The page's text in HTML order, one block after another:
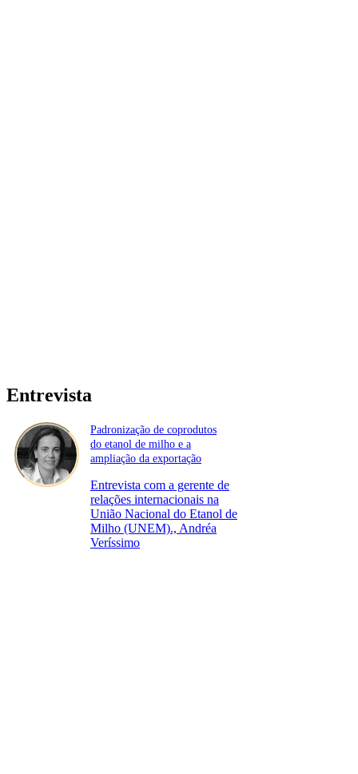
Entrevista
Padronização de coprodutos
do etanol de milho e a
ampliação da exportação
Entrevista com a gerente de
relações internacionais na
União Nacional do Etanol de
Milho (UNEM)., Andréa
Veríssimo